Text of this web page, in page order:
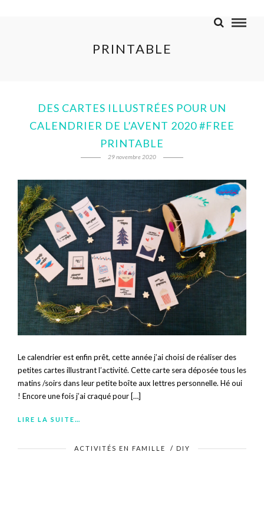
PRINTABLE
DES CARTES ILLUSTRÉES POUR UN
CALENDRIER DE L’AVENT 2020 #FREE
PRINTABLE
29 novembre 2020
Le calendrier est enfin prêt, cette année j’ai choisi de réaliser des
petites cartes illustrant l’activité. Cette carte sera déposée tous les
matins /soirs dans leur petite boîte aux lettres personnelle. Hé oui
! Encore une fois j’ai craqué pour […]
LIRE LA SUITE…
ACTIVITÉS EN FAMILLE / DIY